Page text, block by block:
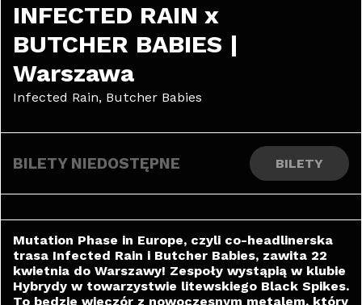
INFECTED RAIN x
BUTCHER BABIES |
Warszawa
Infected Rain, Butcher Babies
BILETY NIEDOSTĘPNE BILETY
Mutation Phase in Europe, czyli co-headlinerska
trasa Infected Rain i Butcher Babies, zawita 22
kwietnia do Warszawy! Zespoły wystąpią w klubie
Hybrydy w towarzystwie litewskiego Black Spikes.
To będzie wieczór z nowoczesnym metalem, który